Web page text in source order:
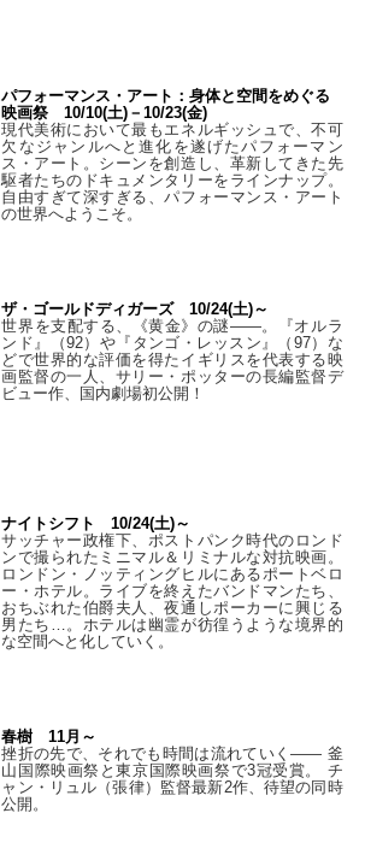
パフォーマンス・アート：身体と空間をめぐる
映画祭 10/10(土)－10/23(金)
現代美術において最もエネルギッシュで、不可
欠なジャンルへと進化を遂げたパフォーマン
ス・アート。シーンを創造し、革新してきた先
駆者たちのドキュメンタリーをラインナップ。
自由すぎて深すぎる、パフォーマンス・アート
の世界へようこそ。
ザ・ゴールドディガーズ 10/24(土)～
世界を支配する、《黄金》の謎――。『オルラ
ンド』（92）や『タンゴ・レッスン』（97）な
どで世界的な評価を得たイギリスを代表する映
画監督の一人、サリー・ポッターの長編監督デ
ビュー作、国内劇場初公開！
ナイトシフト 10/24(土)～
サッチャー政権下、ポストパンク時代のロンド
ンで撮られたミニマル＆リミナルな対抗映画。
ロンドン・ノッティングヒルにあるポートベロ
ー・ホテル。ライブを終えたバンドマンたち、
おちぶれた伯爵夫人、夜通しポーカーに興じる
男たち…。ホテルは幽霊が彷徨うような境界的
な空間へと化していく。
春樹 11月～
挫折の先で、それでも時間は流れていく—— 釜
山国際映画祭と東京国際映画祭で3冠受賞。 チ
ャン・リュル（張律）監督最新2作、待望の同時
公開。